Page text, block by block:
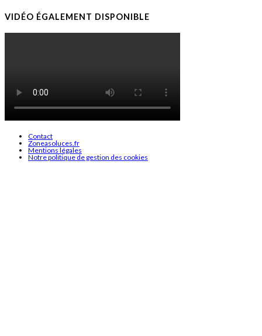
VIDÉO ÉGALEMENT DISPONIBLE
Contact
Zoneasoluces.fr
Mentions légales
Notre politique de gestion des cookies